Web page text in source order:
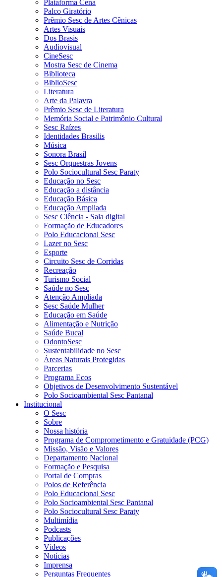
Plataforma Cena
Palco Giratório
Prêmio Sesc de Artes Cênicas
Artes Visuais
Dos Brasis
Audiovisual
CineSesc
Mostra Sesc de Cinema
Biblioteca
BiblioSesc
Literatura
Arte da Palavra
Prêmio Sesc de Literatura
Memória Social e Patrimônio Cultural
Sesc Raízes
Identidades Brasilis
Música
Sonora Brasil
Sesc Orquestras Jovens
Polo Sociocultural Sesc Paraty
Educação no Sesc
Educação a distância
Educação Básica
Educação Ampliada
Sesc Ciência - Sala digital
Formação de Educadores
Polo Educacional Sesc
Lazer no Sesc
Esporte
Circuito Sesc de Corridas
Recreação
Turismo Social
Saúde no Sesc
Atenção Ampliada
Sesc Saúde Mulher
Educação em Saúde
Alimentação e Nutrição
Saúde Bucal
OdontoSesc
Sustentabilidade no Sesc
Áreas Naturais Protegidas
Parcerias
Programa Ecos
Objetivos de Desenvolvimento Sustentável
Polo Socioambiental Sesc Pantanal
Institucional
O Sesc
Sobre
Nossa história
Programa de Comprometimento e Gratuidade (PCG)
Missão, Visão e Valores
Departamento Nacional
Formação e Pesquisa
Portal de Compras
Polos de Referência
Polo Educacional Sesc
Polo Socioambiental Sesc Pantanal
Polo Sociocultural Sesc Paraty
Multimídia
Podcasts
Publicações
Vídeos
Notícias
Imprensa
Perguntas Frequentes